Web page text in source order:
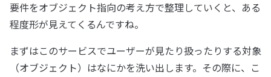
要件をオブジェクト指向の考え方で整理していくと、ある
程度形が見えてくるんですね。
まずはこのサービスでユーザーが見たり扱ったりする対象
（オブジェクト）はなにかを洗い出します。その際に、こ